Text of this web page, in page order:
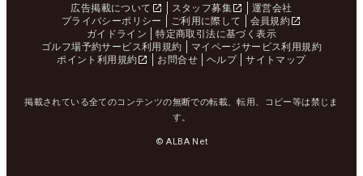
広告掲載について スタッフ募集
運営会社
プライバシーポリシー
ご利用に際して
会員規約
ガイドライン
特定商取引法に基づく表示
ゴルフ場予約サービス利用規約
マイページサービス利用規約
ポイント利用規約
お問合せ ヘルプ サイトマップ
掲載されている全てのコンテンツの無断での転載、転用、コピー等は禁じま
す。
© ALBA Net